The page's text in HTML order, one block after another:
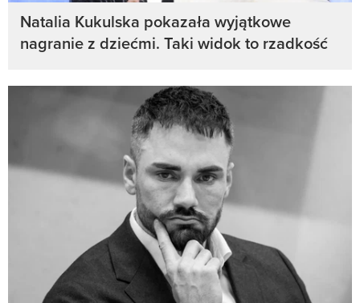
Natalia Kukulska pokazała wyjątkowe
nagranie z dziećmi. Taki widok to rzadkość